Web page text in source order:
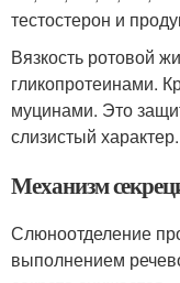
тестостерон и
Вязкость ротовой
гликопротеинами.
муцинами. Это
слизистый характер.
Механизм
Слюноотделение
выполнением